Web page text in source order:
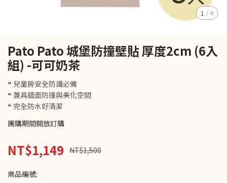
1 / 4
Pato Pato 城堡防撞壁貼 厚度2cm (6入
組) -可可奶茶
❝ 兒童房安全防護必備
❝ 兼具牆面防撞與美化空間
❝ 完全防水好清潔
團購期間開放訂購
NT$1,149 NT$1,500
商品編號: